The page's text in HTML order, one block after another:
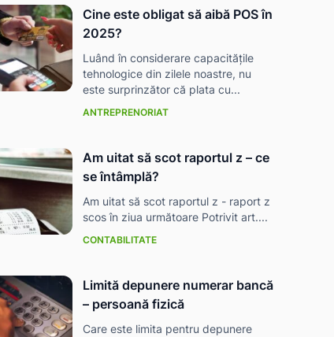
Cine este obligat să aibă POS în
2025?
Luând în considerare capacitățile
tehnologice din zilele noastre, nu
este surprinzător că plata cu...
ANTREPRENORIAT
Am uitat să scot raportul z – ce
se întâmplă?
Am uitat să scot raportul z - raport z
scos în ziua următoare Potrivit art....
CONTABILITATE
Limită depunere numerar bancă
– persoană fizică
Care este limita pentru depunere